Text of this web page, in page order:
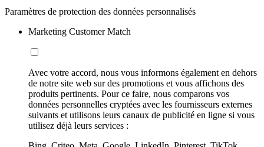
Paramètres de protection des données personnalisés
Marketing Customer Match
Avec votre accord, nous vous informons également en dehors
de notre site web sur des promotions et vous affichons des
produits pertinents. Pour ce faire, nous comparons vos
données personnelles cryptées avec les fournisseurs externes
suivants et utilisons leurs canaux de publicité en ligne si vous
utilisez déjà leurs services :